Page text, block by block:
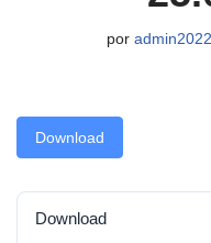
por admin2022
Download
Download